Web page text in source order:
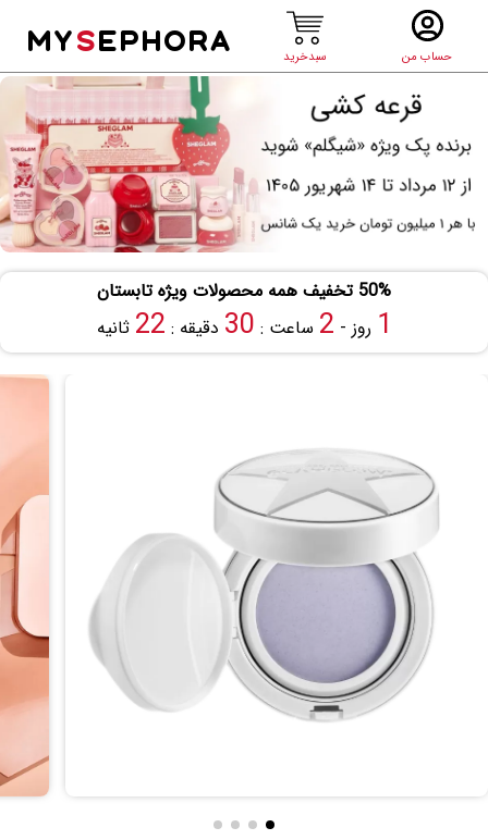
حساب من سبدخرید
MYSEPHORA
50% تخفیف همه محصولات ویژه تابستان
1 روز - 2 ساعت : 30 دقیقه : 21 ثانیه